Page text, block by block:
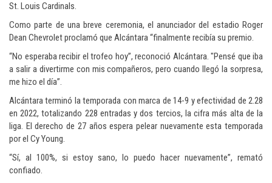
St. Louis Cardinals.
Como parte de una breve ceremonia, el anunciador del estadio Roger
Dean Chevrolet proclamó que Alcántara “finalmente recibía su premio.
“No esperaba recibir el trofeo hoy”, reconoció Alcántara. "Pensé que iba
a salir a divertirme con mis compañeros, pero cuando llegó la sorpresa,
me hizo el día”.
Alcántara terminó la temporada con marca de 14-9 y efectividad de 2.28
en 2022, totalizando 228 entradas y dos tercios, la cifra más alta de la
liga. El derecho de 27 años espera pelear nuevamente esta temporada
por el Cy Young.
“Sí, al 100%, si estoy sano, lo puedo hacer nuevamente”, remató
confiado.